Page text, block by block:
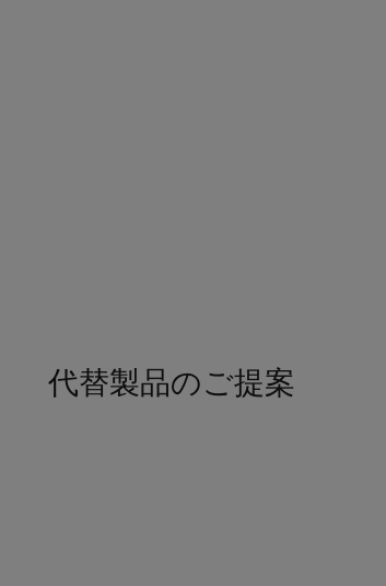
代替製品のご提案